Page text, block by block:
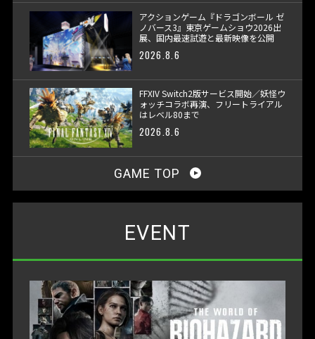
アクションゲーム『ドラゴンボール ゼ
ノバース3』東京ゲームショウ2026出
展、国内最速試遊と最新映像を公開
2026.8.6
FFXIV Switch2版サービス開始／妖怪ウ
ォッチコラボ再演、フリートライアル
はレベル80まで
2026.8.6
GAME TOP
EVENT